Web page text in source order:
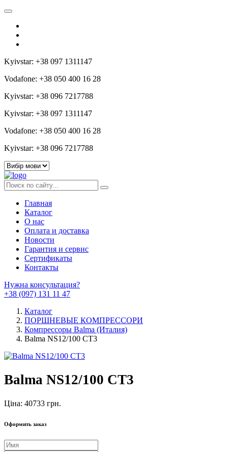
Kyivstar: +38 097 1311147
Vodafone: +38 050 400 16 28
Kyivstar: +38 096 7217788
Kyivstar: +38 097 1311147
Vodafone: +38 050 400 16 28
Kyivstar: +38 096 7217788
Главная
Каталог
О нас
Оплата и доставка
Новости
Гарантия и сервис
Сертификаты
Контакты
Нужна консультация?
+38 (097) 131 11 47
Каталог
ПОРШНЕВЫЕ КОМПРЕССОРИ
Компрессоры Balma (Италия)
Balma NS12/100 CT3
Balma NS12/100 CT3
Ціна: 40733 грн.
Оформить заказ